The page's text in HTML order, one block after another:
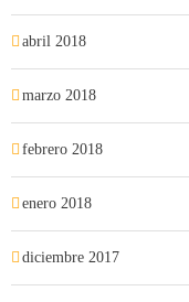
abril 2018
marzo 2018
febrero 2018
enero 2018
diciembre 2017